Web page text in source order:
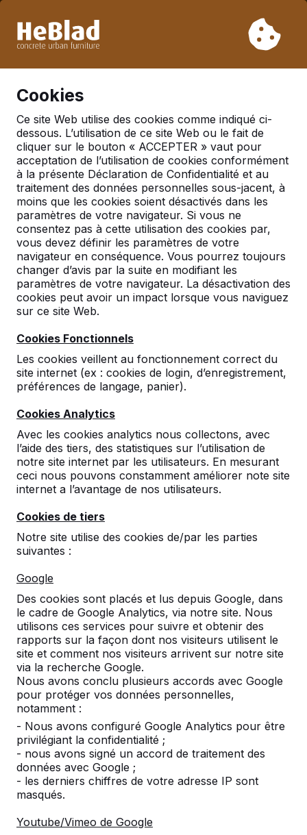
semaine 31 à la semaine 33. Veuillez donc tenir compte des
délais de livraison plus longs.
Cookies
Ce site Web utilise des cookies comme indiqué ci-
dessous. L’utilisation de ce site Web ou le fait de
cliquer sur le bouton « ACCEPTER » vaut pour
acceptation de l’utilisation de cookies conformément
à la présente Déclaration de Confidentialité et au
traitement des données personnelles sous-jacent, à
moins que les cookies soient désactivés dans les
paramètres de votre navigateur. Si vous ne
consentez pas à cette utilisation des cookies par,
vous devez définir les paramètres de votre
navigateur en conséquence. Vous pourrez toujours
changer d’avis par la suite en modifiant les
paramètres de votre navigateur. La désactivation des
cookies peut avoir un impact lorsque vous naviguez
sur ce site Web.
Cookies Fonctionnels
Les cookies veillent au fonctionnement correct du
site internet (ex : cookies de login, d’enregistrement,
préférences de langage, panier).
Cookies Analytics
Avec les cookies analytics nous collectons, avec
l’aide des tiers, des statistiques sur l’utilisation de
notre site internet par les utilisateurs. En mesurant
ceci nous pouvons constamment améliorer note site
internet a l’avantage de nos utilisateurs.
Cookies de tiers
Notre site utilise des cookies de/par les parties
suivantes :
Google
Des cookies sont placés et lus depuis Google, dans
le cadre de Google Analytics, via notre site. Nous
utilisons ces services pour suivre et obtenir des
rapports sur la façon dont nos visiteurs utilisent le
site et comment nos visiteurs arrivent sur notre site
via la recherche Google.
Nous avons conclu plusieurs accords avec Google
pour protéger vos données personnelles,
notamment :
- Nous avons configuré Google Analytics pour être
privilégiant la confidentialité ;
- nous avons signé un accord de traitement des
données avec Google ;
- les derniers chiffres de votre adresse IP sont
masqués.
Youtube/Vimeo de Google
Meer
Table de tennis ronde
En plus de nos tables de ping-pong standard en
béton et les tables de tennis avec angles arrondis,
nous fabriquons également des tables ping-pong en
béton rondes avec un diamètre de 260 cm. Ces
belles tables sont très solides et conviennent de ce
fait très bien aux espaces public. Nous avons la table
Regardez les photos ci-dessous pour les différentes
versions.
Code
produit
PP.R.GR
Couleur Vert Bleu
Cliquez ici pour plus d'informations sur nos tables
de tennis.